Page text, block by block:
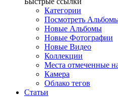
Категории
Посмотреть
Новые Альбомы
Новые Фотографии
Новые Видео
Коллекции
Места отмеченные
Камера
Облако тегов
Статьи